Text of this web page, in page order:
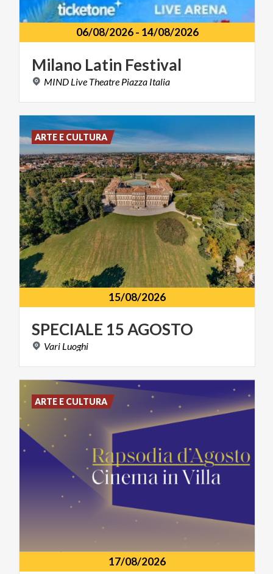
06/08/2026- 14/08/2026
Milano Latin Festival
MIND Live Theatre Piazza Italia
15/08/2026
SPECIALE 15AGOSTO
Vari Luoghi
ARTE E CULTURA
17/08/2026
ARTE E CULTURA